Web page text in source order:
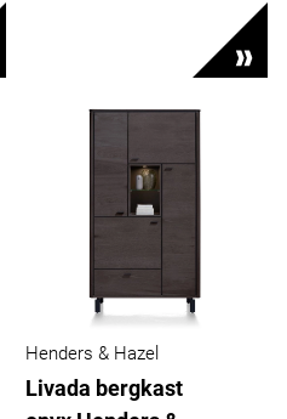
Henders & Hazel
Livada bergkast